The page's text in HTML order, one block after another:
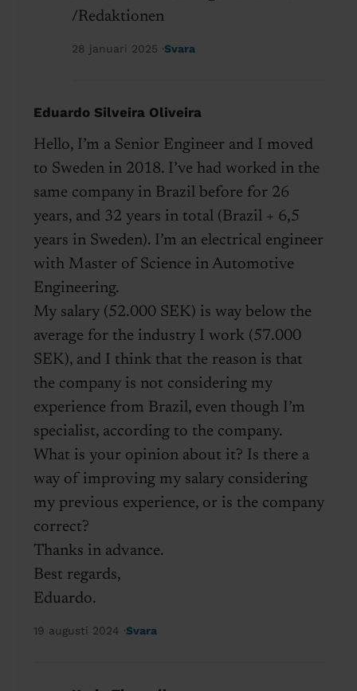
/Redaktionen
28 januari 2025 Svara
Eduardo Silveira Oliveira
Hello, I’m a Senior Engineer and I moved
to Sweden in 2018. I’ve had worked in the
same company in Brazil before for 26
years, and 32 years in total (Brazil + 6,5
years in Sweden). I’m an electrical engineer
with Master of Science in Automotive
Engineering.
My salary (52.000 SEK) is way below the
average for the industry I work (57.000
SEK), and I think that the reason is that
the company is not considering my
experience from Brazil, even though I’m
specialist, according to the company.
What is your opinion about it? Is there a
way of improving my salary considering
my previous experience, or is the company
correct?
Thanks in advance.
Best regards,
Eduardo.
19 augusti 2024 Svara